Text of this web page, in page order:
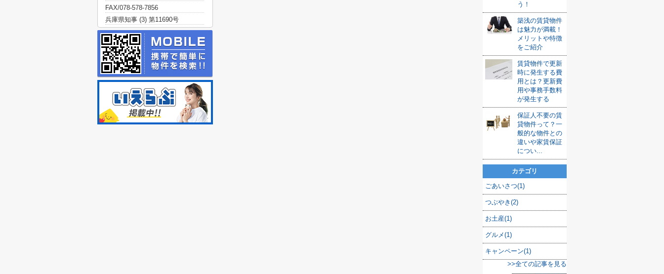
う！
築浅の賃貸物件
は魅力が満載！
メリットや特徴
をご紹介
賃貸物件で更新
時に発生する費
用とは？更新費
用や事務手数料
が発生する
保証人不要の賃
貸物件って？一
般的な物件との
違いや家賃保証
につい...
カテゴリ
ごあいさつ(1)
つぶやき(2)
お土産(1)
グルメ(1)
キャンペーン(1)
>>全ての記事を見る
FAX/078-578-7856
兵庫県知事 (3) 第11690号